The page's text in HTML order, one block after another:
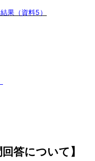
果（資料5）
答について】